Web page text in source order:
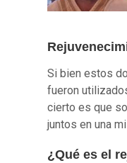
Si bien estos
fueron
cierto es que
juntos en una
¿Qué es el